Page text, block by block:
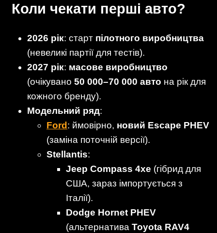
Коли чекати перші авто?
2026 рік: старт пілотного виробництва
(невеликі партії для тестів).
2027 рік: масове виробництво
(очікувано 50 000–70 000 авто на рік для
кожного бренду).
Модельний ряд:
Ford : ймовірно, новий Escape PHEV
(заміна поточній версії).
Stellantis:
Jeep Compass 4xe (гібрид для
США, зараз імпортується з
Італії).
Dodge Hornet PHEV
(альтернатива Toyota RAV4